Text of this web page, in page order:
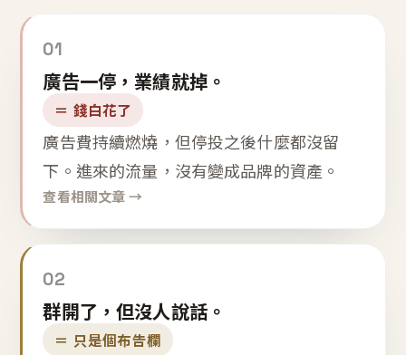
01
廣告一停，業績就掉。
＝ 錢白花了
廣告費持續燃燒，但停投之後什麼都沒留
下。進來的流量，沒有變成品牌的資產。
查看相關文章 →
02
群開了，但沒人說話。
＝ 只是個布告欄